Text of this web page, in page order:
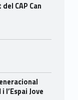
CAP Can
l’Espai Jove